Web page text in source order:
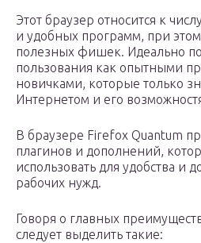
Этот браузер относится к
и удобных программ, при
полезных фишек. Идеально
пользования как опытными
новичками, которые только
Интернетом и его
В браузере Firefox Quantum
плагинов и дополнений,
использовать для удобства и
рабочих нужд.
Говоря о главных
следует выделить такие: